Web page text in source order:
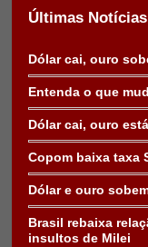
Últimas Notícias
Dólar cai, ouro
Entenda o que
Dólar cai, ouro
Copom baixa taxa
Dólar e ouro
Brasil rebaixa
insultos de Milei